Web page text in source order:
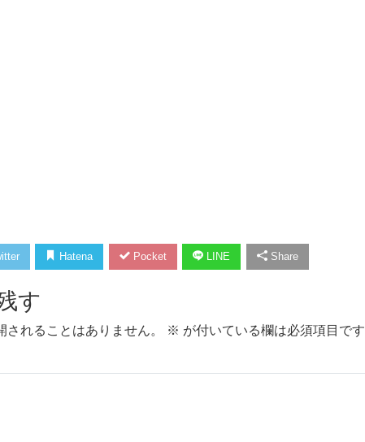
Hatena Pocket LINE Share
す
されることはありません。 ※ が付いている欄は必須項目です